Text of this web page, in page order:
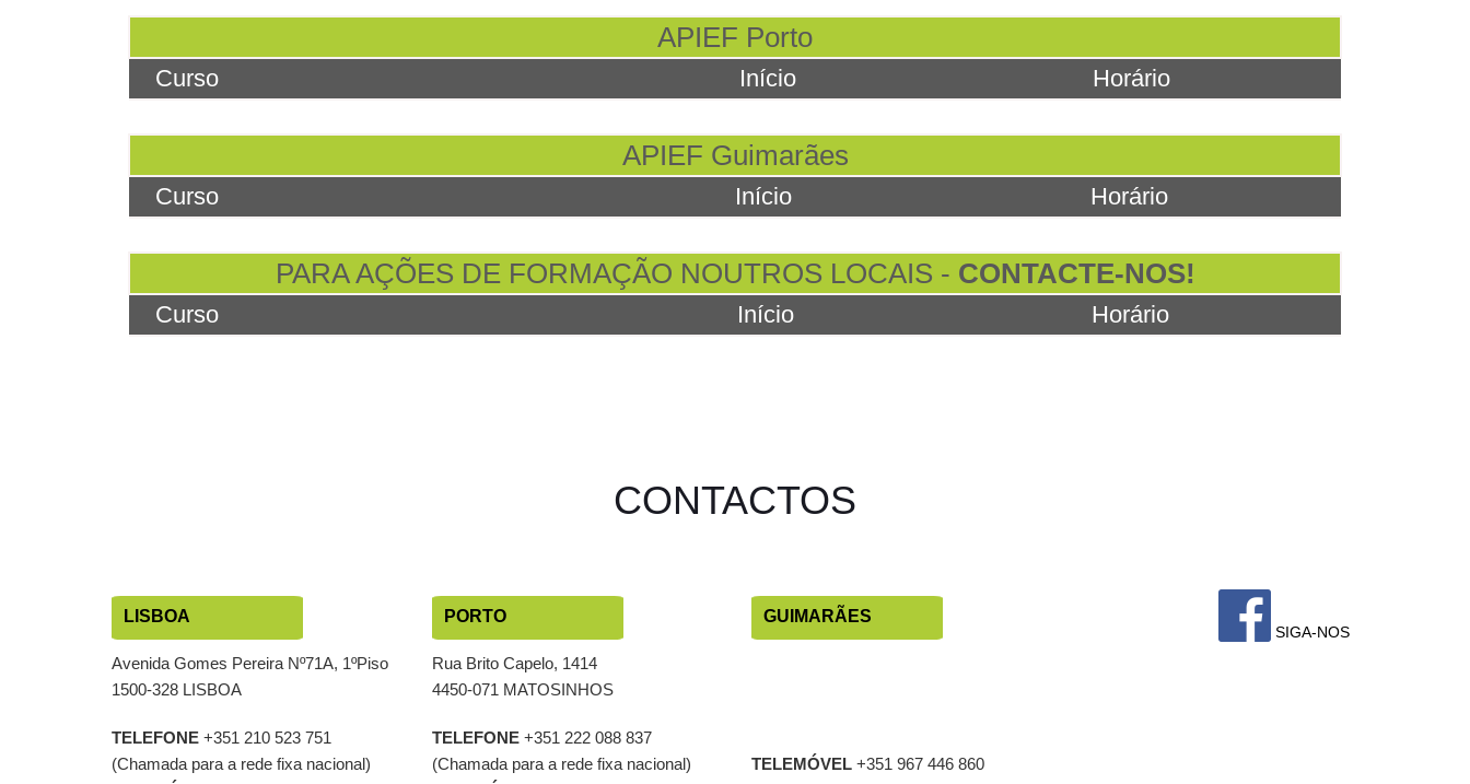
APIEF Porto
Curso Início Horário
APIEF Guimarães
Curso Início Horário
PARA AÇÕES DE FORMAÇÃO NOUTROS LOCAIS - CONTACTE-NOS!
Curso Início Horário
CONTACTOS
LISBOA
Avenida Gomes Pereira Nº71A, 1ºPiso
1500-328 LISBOA
TELEFONE +351 210 523 751
(Chamada para a rede fixa nacional)
PORTO
Rua Brito Capelo, 1414
4450-071 MATOSINHOS
TELEFONE+351 222 088 837
(Chamada para a rede fixa nacional)
GUIMARÃES
TELEMÓVEL +351 967 446 860
SIGA-NOS